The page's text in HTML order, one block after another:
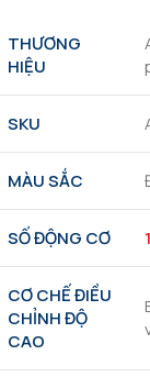
THƯƠNG
HIỆU
SKU
MÀU SẮC
SỐ ĐỘNG CƠ
CƠ CHẾ ĐIỀU
CHỈNH ĐỘ
CAO